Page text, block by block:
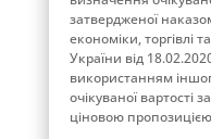
затвердженої
економіки, торгівлі
України від
використанням
очікуваної
ціновою